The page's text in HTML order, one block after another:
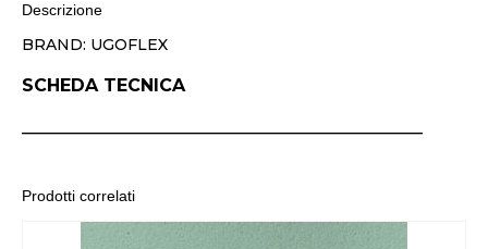
Descrizione
BRAND: UGOFLEX
SCHEDA TECNICA
______________________________________________
Prodotti correlati